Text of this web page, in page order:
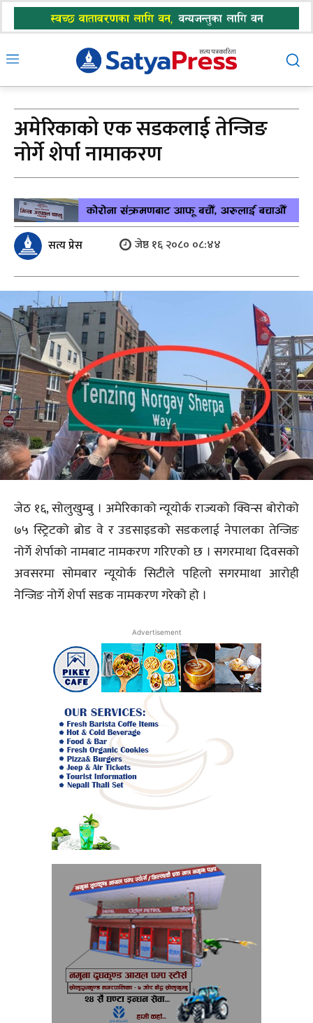
अमेरिकाको एक सडकलाई तेन्जिङ
नोर्गे शेर्पा नामाकरण
सत्य प्रेस जेष्ठ १६ २०८० ०८:४४
जेठ १६, सोलुखुम्बु । अमेरिकाको न्यूयोर्क राज्यको क्विन्स बोरोको
७५ स्ट्रिटको ब्रोड वे र उडसाइडको सडकलाई नेपालका तेन्जिङ
नोर्गे शेर्पाको नामबाट नामकरण गरिएको छ । सगरमाथा दिवसको
अवसरमा सोमबार न्यूयोर्क सिटीले पहिलो सगरमाथा आरोही
नेन्जिङ नोर्गे शेर्पा सडक नामकरण गरेको हो ।
Advertisement